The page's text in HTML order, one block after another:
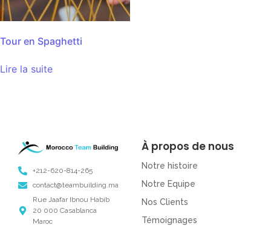
Tour en Spaghetti
Lire la suite
+212-620-814-265
contact@teambuilding.ma
Rue Jaafar Ibnou Habib
20 000 Casablanca
Maroc
À propos de nous
Notre histoire
Notre Equipe
Nos Clients
Témoignages